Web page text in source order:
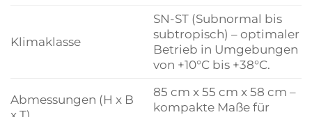
Klimaklasse
SN-ST (Subnormal bis
subtropisch) – optimaler
Betrieb in Umgebungen
von +10°C bis +38°C.
Abmessungen (H x B
85 cm x 55 cm x 58 cm –
kompakte Maße für